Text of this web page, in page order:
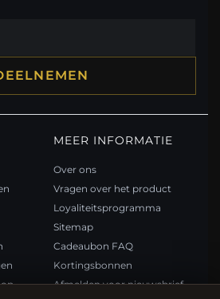
MEER INFORMATIE
Over ons
Vragen over het product
Loyaliteitsprogramma
Sitemap
Cadeaubon FAQ
Kortingsbonnen
Afmelden voor nieuwsbrief